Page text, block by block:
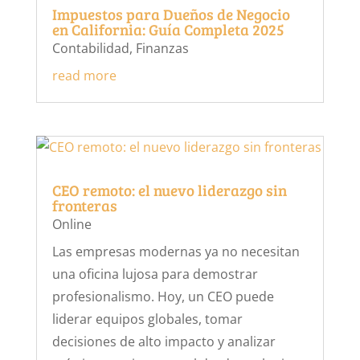
Impuestos para Dueños de Negocio
en California: Guía Completa 2025
Contabilidad, Finanzas
read more
CEO remoto: el nuevo liderazgo sin
fronteras
Online
Las empresas modernas ya no necesitan
una oficina lujosa para demostrar
profesionalismo. Hoy, un CEO puede
liderar equipos globales, tomar
decisiones de alto impacto y analizar